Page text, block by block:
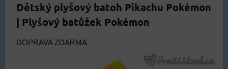
Dětský plyšový batoh Pikachu Pokémon
| Plyšový batůžek Pokémon
DOPRAVA ZDARMA